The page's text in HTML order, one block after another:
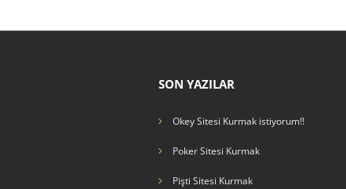
SON YAZILAR
Okey Sitesi Kurmak istiyorum!!
Poker Sitesi Kurmak
Pişti Sitesi Kurmak